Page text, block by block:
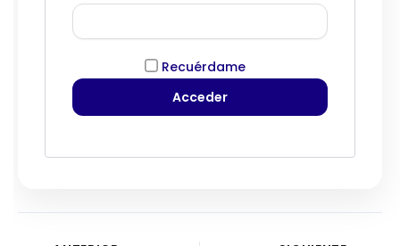
Recuérdame